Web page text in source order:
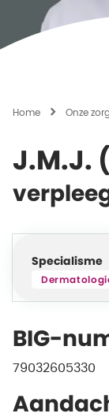
Home Onze
J.M.J.
Specialisme
BIG-
79032605330